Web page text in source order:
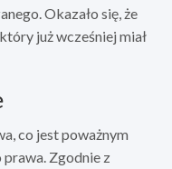
Okazało się, że
już wcześniej miał
co jest poważnym
Zgodnie z